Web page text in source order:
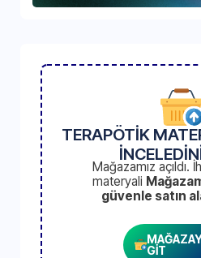
TERAPÖTİK
Mağazamız açıldı.
materyali
güvenle satın
GİT